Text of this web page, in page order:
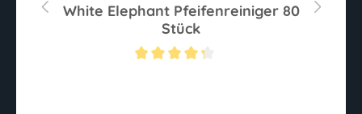
White Elephant Pfeifenreiniger 80
Stück